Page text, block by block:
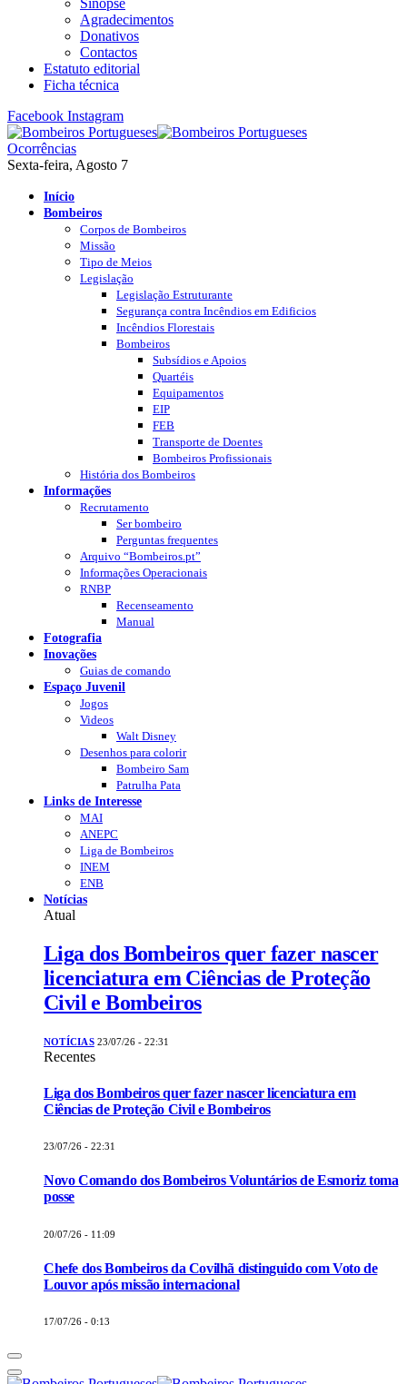
Agradecimentos
Donativos
Contactos
Estatuto editorial
Ficha técnica
Facebook Instagram
Ocorrências
Sexta-feira, Agosto 7
Início
Bombeiros
Corpos de Bombeiros
Missão
Tipo de Meios
Legislação
Legislação Estruturante
Segurança contra Incêndios em Edificios
Incêndios Florestais
Bombeiros
Subsídios e Apoios
Quartéis
Equipamentos
EIP
FEB
Transporte de Doentes
Bombeiros Profissionais
História dos Bombeiros
Informações
Recrutamento
Ser bombeiro
Perguntas frequentes
Arquivo “Bombeiros.pt”
Informações Operacionais
RNBP
Recenseamento
Manual
Fotografia
Inovações
Guias de comando
Espaço Juvenil
Jogos
Videos
Walt Disney
Desenhos para colorir
Bombeiro Sam
Patrulha Pata
Links de Interesse
MAI
ANEPC
Liga de Bombeiros
INEM
ENB
Notícias
Atual
Liga dos Bombeiros quer fazer nascer
licenciatura em Ciências de Proteção
Civil e Bombeiros
NOTÍCIAS 23/07/26 - 22:31
Recentes
Liga dos Bombeiros quer fazer nascer licenciatura em
Ciências de Proteção Civil e Bombeiros
23/07/26 - 22:31
Novo Comando dos Bombeiros Voluntários de Esmoriz toma
posse
20/07/26 - 11:09
Chefe dos Bombeiros da Covilhã distinguido com Voto de
Louvor após missão internacional
17/07/26 - 0:13